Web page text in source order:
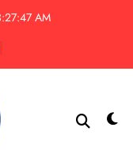
AM